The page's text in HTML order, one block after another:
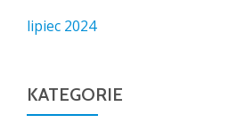
lipiec 2024
KATEGORIE